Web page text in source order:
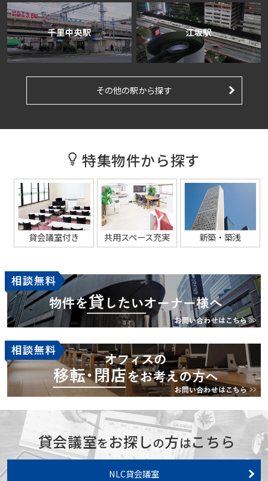
その他の駅から探す
特集物件から探す
貸会議室付き 共用スペース充実 新築・築浅
貸会議室をお探しの方はこちら
NLC貸会議室